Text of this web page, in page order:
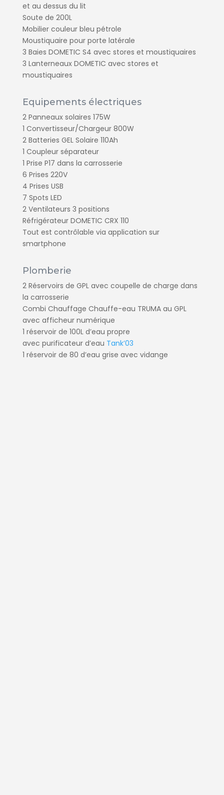
et au dessus du lit
Soute de 200L
Mobilier couleur bleu pétrole
Moustiquaire pour porte latérale
3 Baies DOMETIC S4 avec stores et moustiquaires
3 Lanterneaux DOMETIC avec stores et
moustiquaires
Equipements électriques
2 Panneaux solaires 175W
1 Convertisseur/Chargeur 800W
2 Batteries GEL Solaire 110Ah
1 Coupleur séparateur
1 Prise P17 dans la carrosserie
6 Prises 220V
4 Prises USB
7 Spots LED
2 Ventilateurs 3 positions
Réfrigérateur DOMETIC CRX 110
Tout est contrôlable via application sur
smartphone
Plomberie
2 Réservoirs de GPL avec coupelle de charge dans
la carrosserie
Combi Chauffage Chauffe-eau TRUMA au GPL
avec afficheur numérique
1 réservoir de 100L d’eau propre
avec purificateur d’eau Tank’03
1 réservoir de 80 d’eau grise avec vidange